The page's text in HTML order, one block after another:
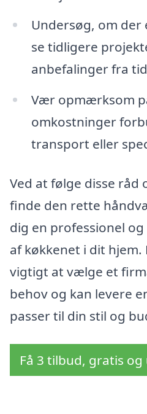
Undersøg, om
se tidligere
anbefalinger fra
Vær opmærksom
omkostninger
transport eller
Ved at følge disse råd
finde den rette
dig en professionel
af køkkenet i dit hjem.
vigtigt at vælge et
behov og kan levere
passer til din stil og
Få 3 tilbud, gratis